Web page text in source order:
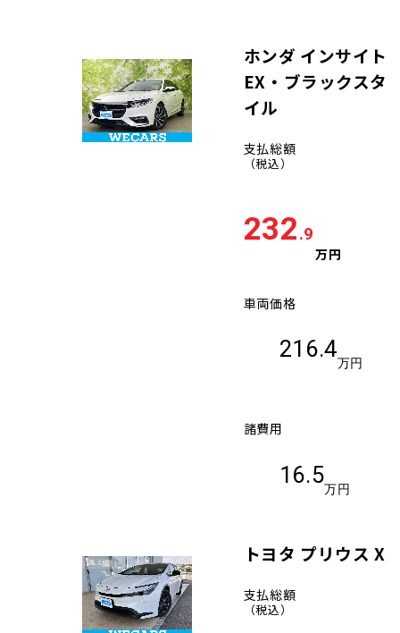
ホンダ インサイト
EX・ブラックスタ
イル
支払総額
（税込）
232.9
万円
車両価格
216.4
万円
諸費用
16.5
万円
トヨタ プリウス X
支払総額
（税込）